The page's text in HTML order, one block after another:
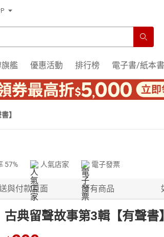
艦 優惠活動 排行榜 電子書/紙本書
】
57% 人氣店家 電子發票
與付款頁面 所有商品
古典留聲故事第3輯【有聲書